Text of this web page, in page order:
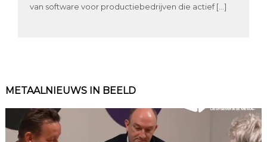
van software voor productiebedrijven die actief […]
METAALNIEUWS IN BEELD